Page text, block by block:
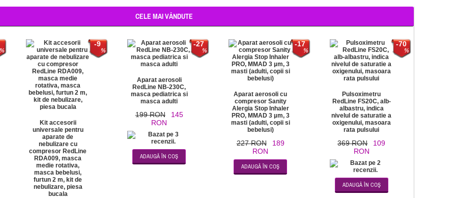
CELE MAI VÂNDUTE
-9
Kit accesorii
universale pentru
aparate de
nebulizare cu
compresor RedLine
RDA009, masca
medie rotativa,
masca bebelusi,
furtun 2 m, kit de
nebulizare, piesa
bucala
-27
Aparat aerosoli
RedLine NB-230C,
masca pediatrica si
masca adulti
199 RON
145
RON
-17
Aparat aerosoli cu
compresor Sanity
Alergia Stop Inhaler
PRO, MMAD 3 µm, 3
masti (adulti, copii si
bebelusi)
227 RON
189
RON
-70
Pulsoximetru
RedLine FS20C, alb-
albastru, indica
nivelul de saturatie a
oxigenului, masoara
rata pulsului
369 RON
109
RON